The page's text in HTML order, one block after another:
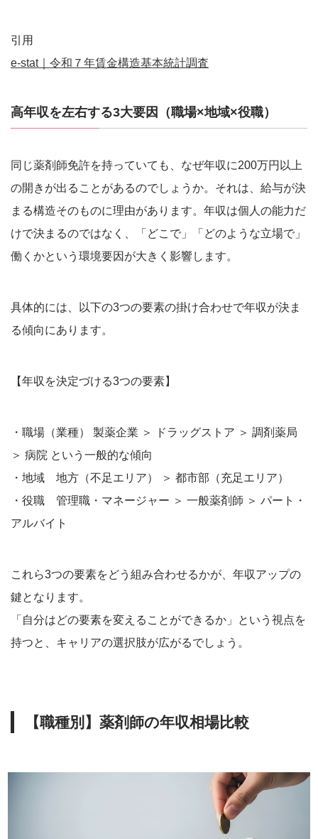
引用
e-stat｜令和７年賃金構造基本統計調査
高年収を左右する3大要因（職場×地域×役職）
同じ薬剤師免許を持っていても、なぜ年収に200万円以上
の開きが出ることがあるのでしょうか。それは、給与が決
まる構造そのものに理由があります。年収は個人の能力だ
けで決まるのではなく、「どこで」「どのような立場で」
働くかという環境要因が大きく影響します。
具体的には、以下の3つの要素の掛け合わせで年収が決ま
る傾向にあります。
【年収を決定づける3つの要素】
・職場（業種） 製薬企業 ＞ ドラッグストア ＞ 調剤薬局
＞ 病院 という一般的な傾向
・地域 地方（不足エリア） ＞ 都市部（充足エリア）
・役職 管理職・マネージャー ＞ 一般薬剤師 ＞ パート・
アルバイト
これら3つの要素をどう組み合わせるかが、年収アップの
鍵となります。
「自分はどの要素を変えることができるか」という視点を
持つと、キャリアの選択肢が広がるでしょう。
【職種別】薬剤師の年収相場比較